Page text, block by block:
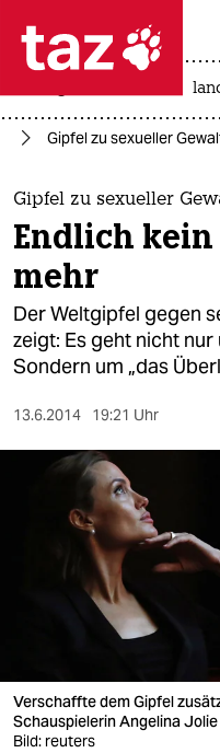
 taz
taz
themen
politik
öko
gesellschaft
sport
wahrheit
verlag
veranstaltungen
Gipfel zu sexueller
Gipfel zu sexueller
Endlich
mehr
Der Weltgipfel gegen
zeigt: Es geht nicht
Sondern um „das
13.6.2014 19:21 Uhr
Verschaffte dem Gipfel
Schauspielerin Angelina Jolie
Bild: reuters